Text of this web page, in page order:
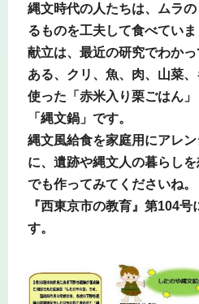
縄文時代の人たちは、ムラ
るものを工夫して食べていま
献立は、最近の研究でわか
ある、クリ、魚、肉、山菜
使った「赤米入り栗ごはん」
「縄文鍋」です。
縄文風給食を家庭用にアレ
に、遺跡や縄文人の暮らし
でも作ってみてくださいね。
『西東京市の教育』第104
す。